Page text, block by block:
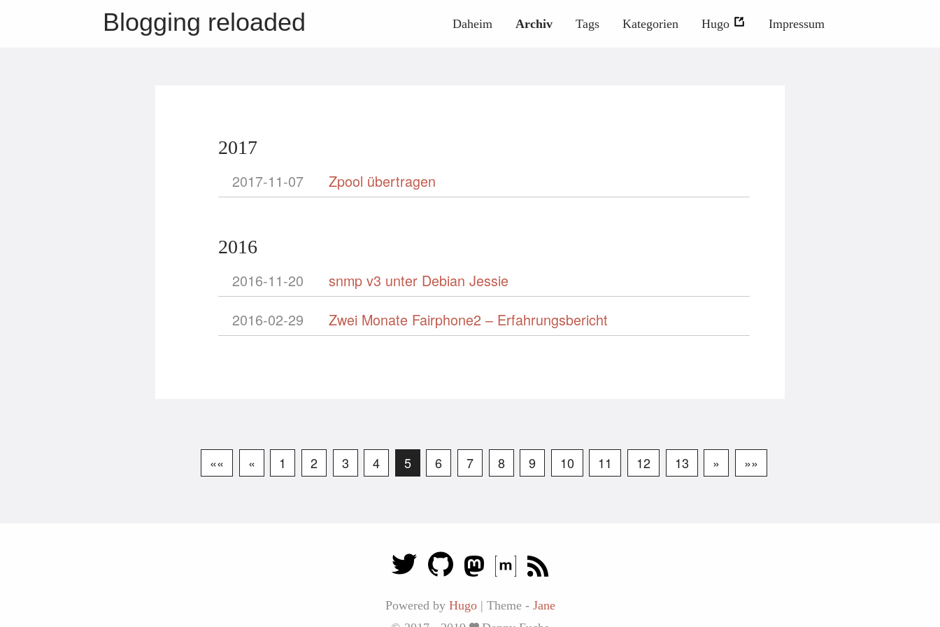
Blogging reloaded Daheim Archiv Tags Kategorien Hugo Impressum
2017
2017-11-07 Zpool übertragen
2016
2016-11-20
snmp v3 unter Debian Jessie
2016-02-29
Zwei Monate Fairphone2 – Erfahrungsbericht
«« « 1 2 3 4 5 6 7 8 9 10 11 12 13 » »»
Powered by Hugo | Theme - Jane